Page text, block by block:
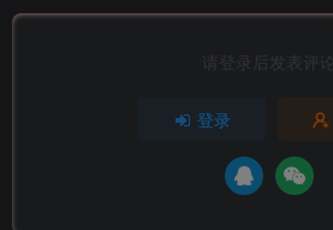
请登录后发表评论
登录